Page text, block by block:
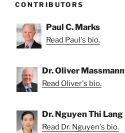
CONTRIBUTORS
Paul C. Marks
Read Paul's bio.
Dr. Oliver Massmann
Read Oliver's bio.
Dr. Nguyen Thi Lang
Read Dr. Nguyen's bio.